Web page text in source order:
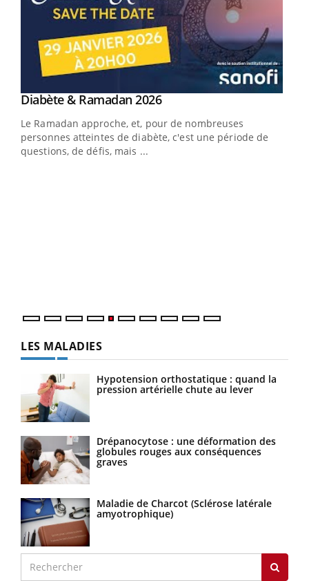
Youtube
Diabète & Ramadan 2026Youtube
Le Ramadan approche, et, pour de nombreuses
personnes atteintes de diabète, c'est une période de
questions, de défis, mais ...
LES MALADIES
Hypotension orthostatique : quand la
pression artérielle chute au lever
Drépanocytose : une déformation des
globules rouges aux conséquences
graves
Maladie de Charcot (Sclérose latérale
amyotrophique)